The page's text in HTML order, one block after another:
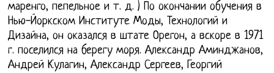
маренго, пепельное и т. д. ) По окончании обучения в
Нью-Йоркском Институте Моды, Технологий и
Дизайна, он оказался в штате Орегон, а вскоре в 1971
г. поселился на берегу моря. Александр Аминджанов,
Андрей Кулагин, Александр Сергеев, Георгий